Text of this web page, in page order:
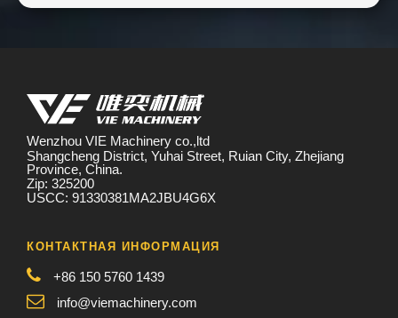
Wenzhou VIE Machinery co.,ltd
Shangcheng District, Yuhai Street, Ruian City, Zhejiang
Province, China.
Zip: 325200
USCC: 91330381MA2JBU4G6X
КОНТАКТНАЯ ИНФОРМАЦИЯ
+86 150 5760 1439
info@viemachinery.com